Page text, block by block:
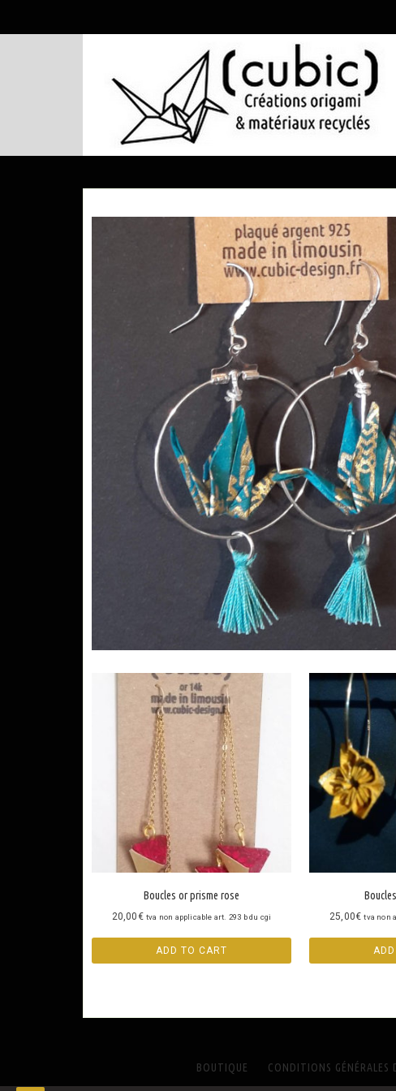
Boucles or prisme rose
20,00€ tva non applicable art. 293 b du cgi
ADD TO CART
25,00€ tva non
BOUTIQUE CONDITIONS GÉNÉRALES